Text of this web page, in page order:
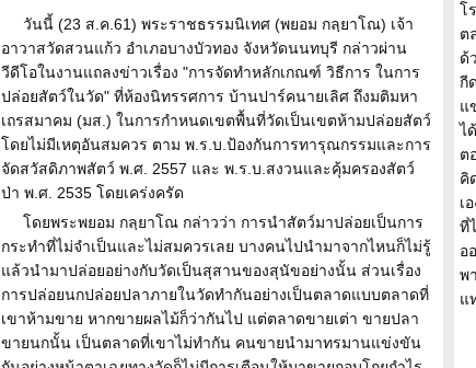
วันนี้ (23 ส.ค.61) พระราชธรรมนิเทศ (พยอม กลฺยาโณ) เจ้า
อาวาสวัดสวนแก้ว อำเภอบางบัวทอง จังหวัดนนทบุรี กล่าวผ่าน
วีดีโอในงานแถลงข่าวเรื่อง "การจัดทำหลักเกณฑ์ วิธีการ ในการ
ปล่อยสัตว์ในวัด" ที่ห้องนิทรรศการ บ้านปาร์คนายเลิศ ถึงมติมหา
เถรสมาคม (มส.) ในการกำหนดเขตพื้นที่วัดเป็นเขตห้ามปล่อยสัตว์
โดยไม่มีเหตุอันสมควร ตาม พ.ร.บ.ป้องกันการทารุณกรรมและการ
จัดสวัสดิภาพสัตว์ พ.ศ. 2557 และ พ.ร.บ.สงวนและคุ้มครองสัตว์
ป่า พ.ศ. 2535 โดยเคร่งครัด
โดยพระพยอม กลฺยาโณ กล่าวว่า การนำสัตว์มาปล่อยเป็นการ
กระทำที่ไม่จำเป็นและไม่สมควรเลย บางคนไปนำมาจากไหนก็ไม่รู้
แล้วนำมาปล่อยอย่างกับวัดเป็นสุสานของสุนัขอย่างนั้น ส่วนเรื่อง
การปล่อยนกปล่อยปลาภายในวัดทำกันอย่างเป็นตลาดแบบตลาดที่
เขาห้ามขาย หากขายผลไม้ก็ว่ากันไป แต่ตลาดขายเต่า ขายปลา
ขายนกนั้น เป็นตลาดที่เขาไม่ทำกัน คนขายนำมาทรมานแข่งขัน
โ
ต
ด้
กี
แ
ไ
ต
คิ
เ
ที่
อ
พ
แ